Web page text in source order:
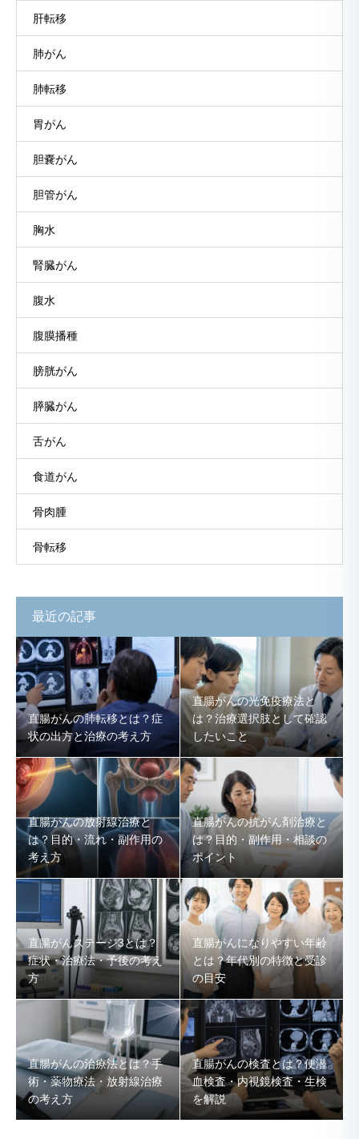
肝転移
肺がん
肺転移
胃がん
胆嚢がん
胆管がん
胸水
腎臓がん
腹水
腹膜播種
膀胱がん
膵臓がん
舌がん
食道がん
骨肉腫
骨転移
最近の記事
直腸がんの肺転移とは？症
状の出方と治療の考え方
直腸がんの光免疫療法と
は？治療選択肢として確認
したいこと
直腸がんの放射線治療と
は？目的・流れ・副作用の
考え方
直腸がんの抗がん剤治療と
は？目的・副作用・相談の
ポイント
直腸がんステージ3とは？
症状・治療法・予後の考え
方
直腸がんになりやすい年齢
とは？年代別の特徴と受診
の目安
直腸がんの治療法とは？手
術・薬物療法・放射線治療
の考え方
直腸がんの検査とは？便潜
血検査・内視鏡検査・生検
を解説